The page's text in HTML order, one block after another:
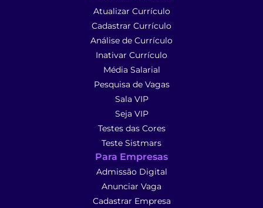
Atualizar Currículo
Cadastrar Currículo
Análise de Currículo
Inativar Currículo
Média Salarial
Pesquisa de Vagas
Sala VIP
Seja VIP
Testes das Cores
Teste Sistmars
Para Empresas
Admissão Digital
Anunciar Vaga
Cadastrar Empresa